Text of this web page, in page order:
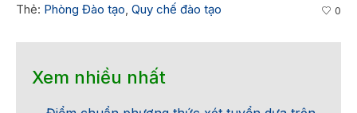
Thẻ: Phòng Đào tạo, Quy chế đào tạo 0
Xem nhiều nhất